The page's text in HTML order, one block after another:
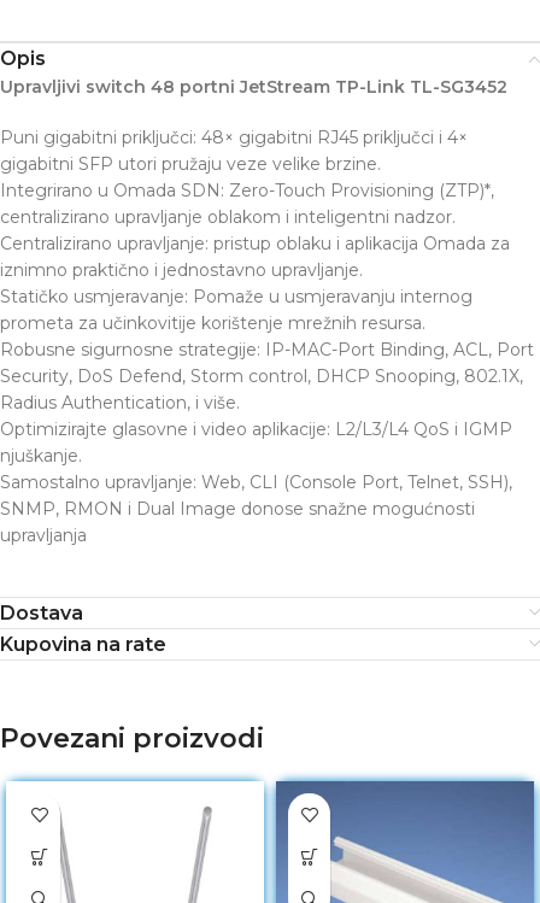
Opis
Upravljivi switch 48 portni JetStream TP-Link TL-SG3452
Puni gigabitni priključci: 48× gigabitni RJ45 priključci i 4×
gigabitni SFP utori pružaju veze velike brzine.
Integrirano u Omada SDN: Zero-Touch Provisioning (ZTP)*,
centralizirano upravljanje oblakom i inteligentni nadzor.
Centralizirano upravljanje: pristup oblaku i aplikacija Omada za
iznimno praktično i jednostavno upravljanje.
Statičko usmjeravanje: Pomaže u usmjeravanju internog
prometa za učinkovitije korištenje mrežnih resursa.
Robusne sigurnosne strategije: IP-MAC-Port Binding, ACL, Port
Security, DoS Defend, Storm control, DHCP Snooping, 802.1X,
Radius Authentication, i više.
Optimizirajte glasovne i video aplikacije: L2/L3/L4 QoS i IGMP
njuškanje.
Samostalno upravljanje: Web, CLI (Console Port, Telnet, SSH),
SNMP, RMON i Dual Image donose snažne mogućnosti
upravljanja
Dostava
Kupovina na rate
Povezani proizvodi